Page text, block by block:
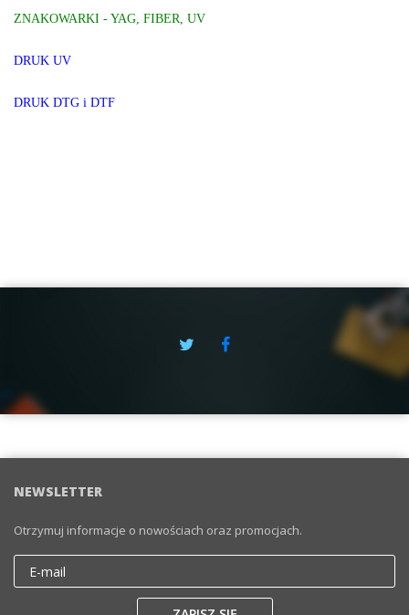
ZNAKOWARKI - YAG, FIBER, UV
DRUK UV
DRUK DTG i DTF
NEWSLETTER
Otrzymuj informacje o nowościach oraz promocjach.